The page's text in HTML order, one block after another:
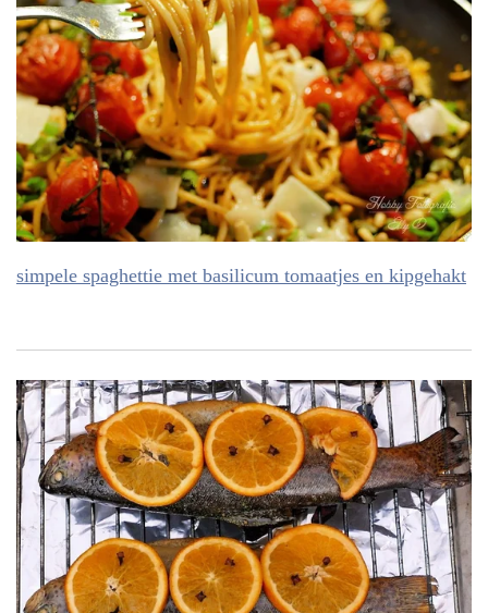
simpele spaghettie met basilicum tomaatjes en kipgehakt